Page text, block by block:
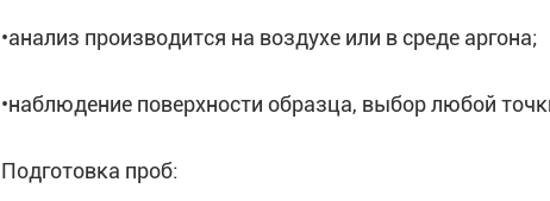
•анализ производится на воздухе или в среде аргона;
•наблюдение поверхности образца, выбор любой
Подготовка проб: